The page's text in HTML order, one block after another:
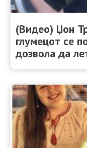
(Видео) Џон
глумецот се
дозвола да